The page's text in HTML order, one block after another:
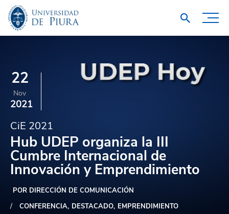
22
Nov
2021
CiE 2021
Hub UDEP organiza la III
Cumbre Internacional de
Innovación y Emprendimiento
POR DIRECCIÓN DE COMUNICACIÓN
CONFERENCIA DESTACADO EMPRENDIMIENTO